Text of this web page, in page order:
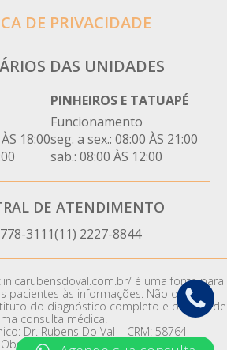
DE PRIVACIDADE
DAS UNIDADES
18:00
PINHEIROS E TATUAPÉ
Funcionamento
seg. a sex.: 08:00 ÀS 21:00
sab.: 08:00 ÀS 12:00
DE ATENDIMENTO
3111(11) 2227-8844
é uma fonte para
pacientes às informações. Não deve ser
do diagnóstico completo e preciso de
consulta médica.
Dr. Rubens Do Val | CRM: 58764
| 17385 - Ginecologia